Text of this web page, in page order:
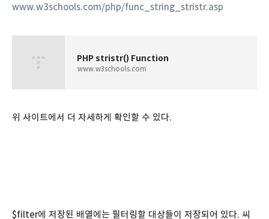
www.w3schools.com/php/func_string_stristr.asp
PHP stristr() Function
www.w3schools.com
위 사이트에서 더 자세하게 확인할 수 있다.
$filter에 저장된 배열에는 필터링할 대상들이 저장되어 있다. 씨